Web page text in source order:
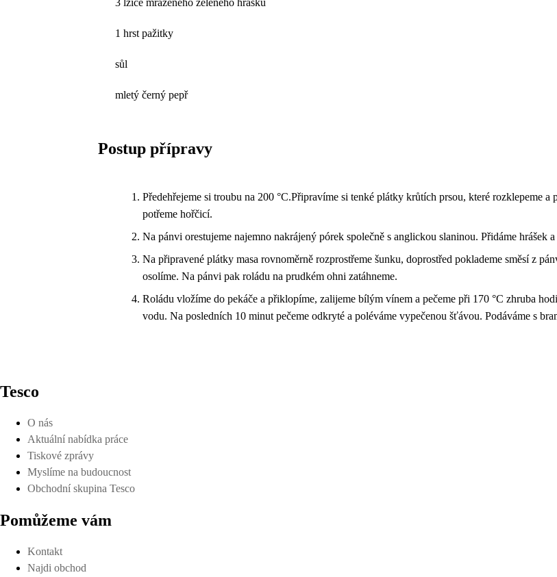
1 hrst pažitky
sůl
mletý černý pepř
Postup přípravy
Předehřejeme si troubu na 200 °C.Připravíme si tenké plátky krůtích prsou, které rozklepeme a
potřeme hořčicí.
Na pánvi orestujeme najemno nakrájený pórek společně s anglickou slaninou. Přidáme hrášek
Na připravené plátky masa rovnoměrně rozprostřeme šunku, doprostřed poklademe směsí z
osolíme. Na pánvi pak roládu na prudkém ohni zatáhneme.
Roládu vložíme do pekáče a přiklopíme, zalijeme bílým vínem a pečeme při 170 °C zhruba
vodu. Na posledních 10 minut pečeme odkryté a poléváme vypečenou šťávou. Podáváme s
Tesco
O nás
Aktuální nabídka práce
Tiskové zprávy
Myslíme na budoucnost
Obchodní skupina Tesco
Pomůžeme vám
Kontakt
Najdi obchod